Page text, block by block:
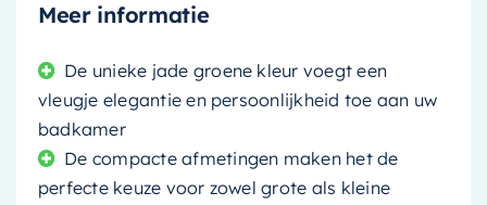
Meer informatie
De unieke jade groene kleur voegt een
vleugje elegantie en persoonlijkheid toe aan uw
badkamer
De compacte afmetingen maken het de
perfecte keuze voor zowel grote als kleine